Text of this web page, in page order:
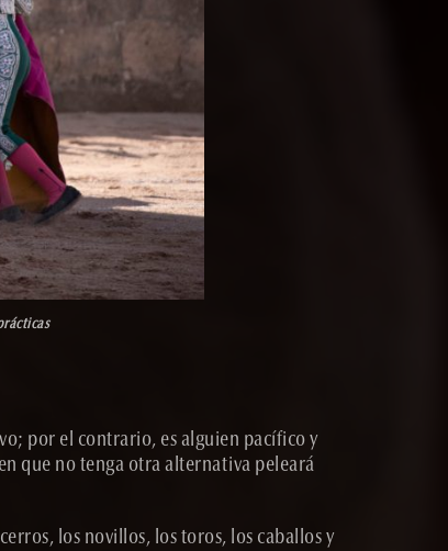
por el contrario, es alguien pacífico y
que no tenga otra alternativa peleará
los novillos, los toros, los caballos y